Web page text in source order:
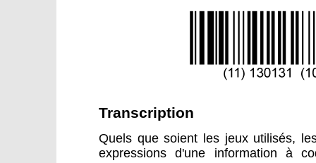
Transcription
Quels que soient les jeux utilisés,
expressions d'une information à